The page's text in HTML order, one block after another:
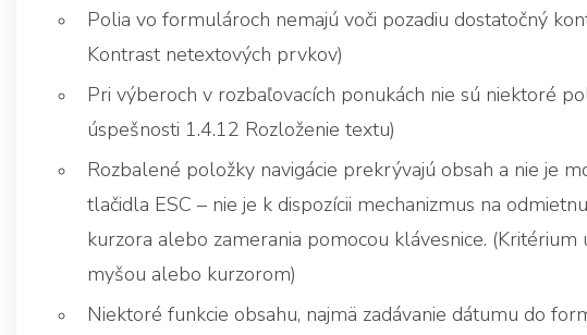
Polia vo formulároch nemajú voči pozadiu dostatočný
Kontrast netextových prvkov)
Pri výberoch v rozbaľovacích ponukách nie sú niektoré
úspešnosti 1.4.12 Rozloženie textu)
Rozbalené položky navigácie prekrývajú obsah a nie je
tlačidla ESC – nie je k dispozícii mechanizmus na
kurzora alebo zamerania pomocou klávesnice.
myšou alebo kurzorom)
Niektoré funkcie obsahu, najmä zadávanie dátumu do